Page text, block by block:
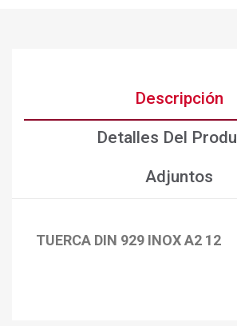
Descripción
Detalles Del
Adjuntos
TUERCA DIN 929 INOX A2 12